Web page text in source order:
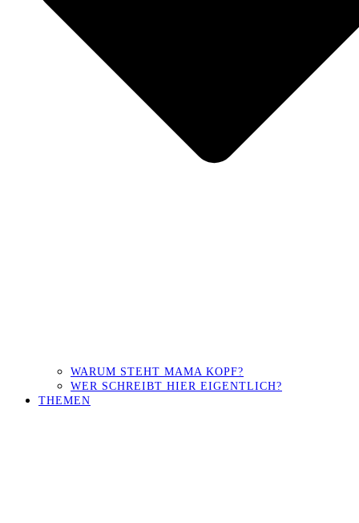
WARUM STEHT MAMA KOPF?
WER SCHREIBT HIER EIGENTLICH?
THEMEN